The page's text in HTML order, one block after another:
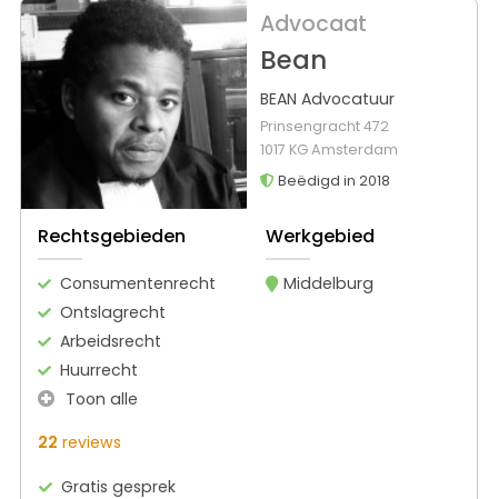
Advocaat
Bean
BEAN Advocatuur
Prinsengracht 472
1017 KG Amsterdam
Beëdigd in 2018
Rechtsgebieden
Consumentenrecht
Ontslagrecht
Arbeidsrecht
Huurrecht
Toon alle
Werkgebied
Middelburg
22 reviews
Gratis gesprek